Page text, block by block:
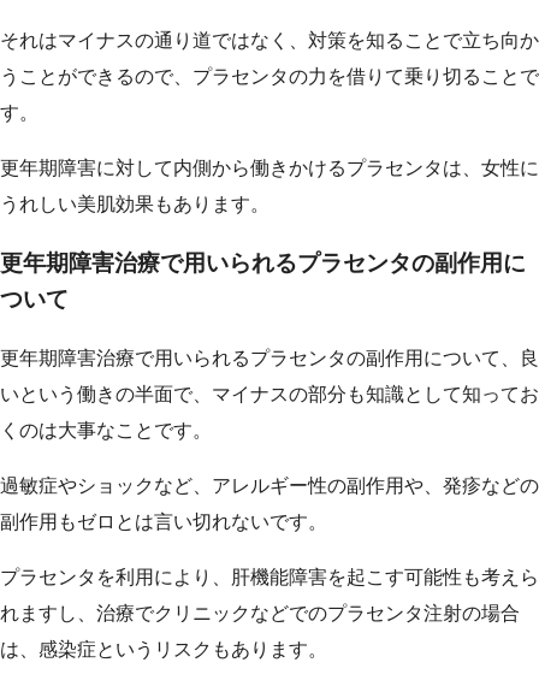
それはマイナスの通り道ではなく、対策を知ることで立ち向か
うことができるので、プラセンタの力を借りて乗り切ることで
す。
更年期障害に対して内側から働きかけるプラセンタは、女性に
うれしい美肌効果もあります。
更年期障害治療で用いられるプラセンタの副作用に
ついて
更年期障害治療で用いられるプラセンタの副作用について、良
いという働きの半面で、マイナスの部分も知識として知ってお
くのは大事なことです。
過敏症やショックなど、アレルギー性の副作用や、発疹などの
副作用もゼロとは言い切れないです。
プラセンタを利用により、肝機能障害を起こす可能性も考えら
れますし、治療でクリニックなどでのプラセンタ注射の場合
は、感染症というリスクもあります。